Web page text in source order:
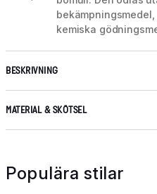
kemiska
BESKRIVNING
MATERIAL & SKÖTSEL
Populära stilar